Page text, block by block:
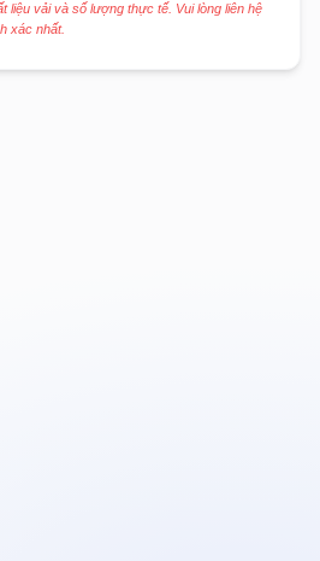
liệu vải và số lượng thực tế. Vui lòng liên hệ
xác nhất.